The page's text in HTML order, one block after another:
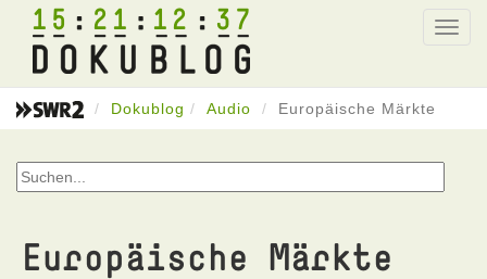
15 21 12 37
Dokublog Audio Europäische Märkte
Europäische Märkte